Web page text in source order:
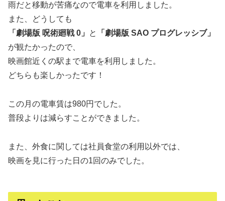
雨だと移動が苦痛なので電車を利用しました。
また、どうしても
「 劇場版 呪術廻戦 0」 と 「 劇場版 SAO プログレッシブ」
が観たかったので、
映画館近くの駅まで電車を利用しました。
どちらも楽しかったです！
この月の電車賃は980円でした。
普段よりは減らすことができました。
また、外食に関しては社員食堂の利用以外では、
映画を見に行った日の1回のみでした。